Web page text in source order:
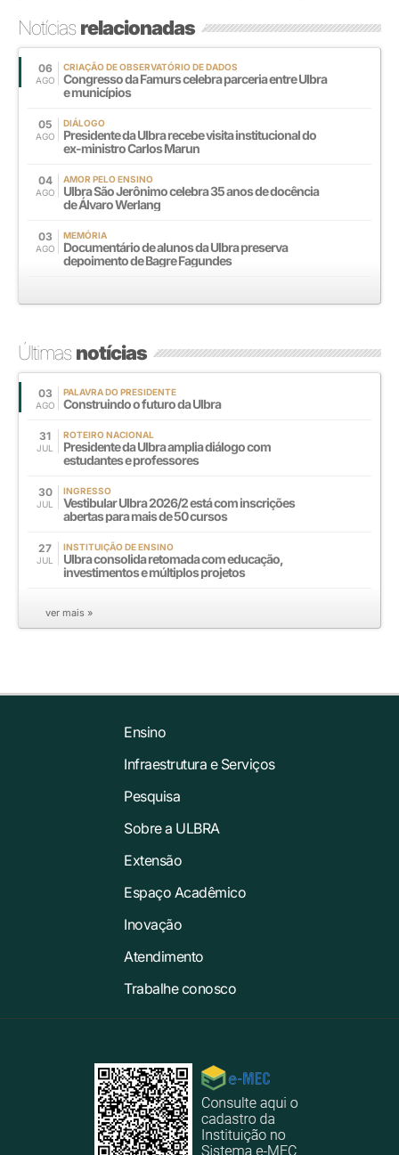
Notíciasrelacionadas
06
AGO
CRIAÇÃO DE OBSERVATÓRIO DE DADOS
Congresso da Famurs celebra parceria entre Ulbra
e municípios
05
AGO
DIÁLOGO
Presidente da Ulbra recebe visita institucional do
ex-ministro Carlos Marun
04
AGO
AMOR PELO ENSINO
Ulbra São Jerônimo celebra 35 anos de docência
de Álvaro Werlang
03
AGO
MEMÓRIA
Documentário de alunos da Ulbra preserva
depoimento de Bagre Fagundes
Últimasnotícias
03
AGO
PALAVRA DO PRESIDENTE
Construindo o futuro da Ulbra
31
JUL
ROTEIRO NACIONAL
Presidente da Ulbra amplia diálogo com
estudantes e professores
30
JUL
INGRESSO
Vestibular Ulbra 2026/2 está com inscrições
abertas para mais de 50 cursos
27
JUL
INSTITUIÇÃO DE ENSINO
Ulbra consolida retomada com educação,
investimentos e múltiplos projetos
ver mais »
Ensino
Infraestrutura e Serviços
Pesquisa
Sobre a ULBRA
Extensão
Espaço Acadêmico
Inovação
Atendimento
Trabalhe conosco